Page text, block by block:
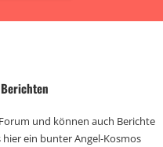
und können auch Berichte
ein bunter Angel-Kosmos